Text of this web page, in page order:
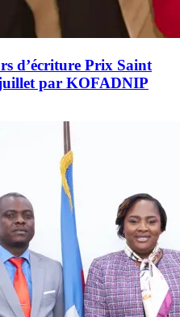
d’écriture Prix Saint
par KOFADNIP